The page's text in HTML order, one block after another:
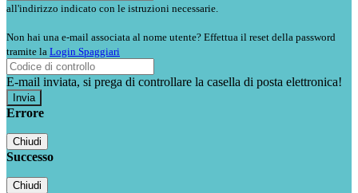
all'indirizzo indicato con le istruzioni necessarie.
Non hai una e-mail associata al nome utente? Effettua il reset della password
tramite la Login Spaggiari
E-mail inviata, si prega di controllare la casella di posta elettronica!
Errore
Chiudi
Successo
Chiudi